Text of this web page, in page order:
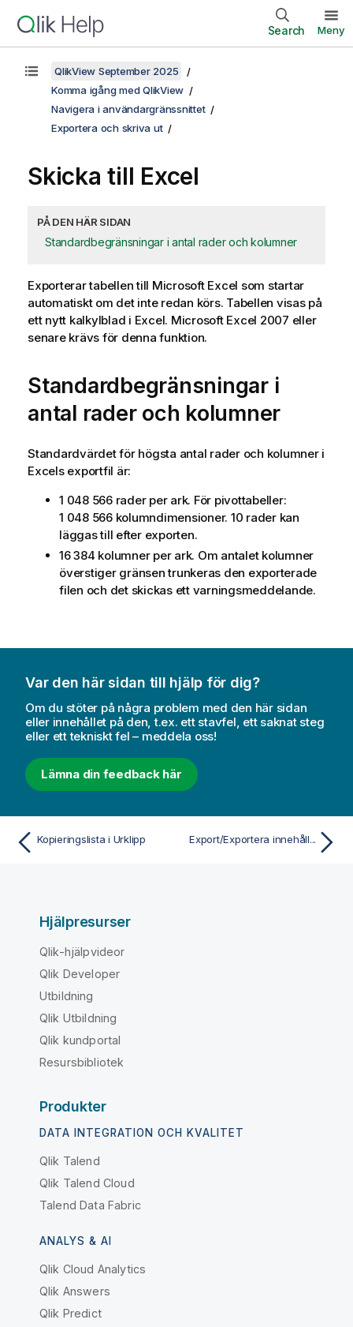
Search Meny
QlikView September 2025
Komma igång med QlikView
Navigera i användargränssnittet
Exportera och skriva ut
Skicka till Excel
PÅ DEN HÄR SIDAN
Standardbegränsningar i antal rader och kolumner
Exporterar tabellen till Microsoft Excel som startar
automatiskt om det inte redan körs. Tabellen visas på
ett nytt kalkylblad i Excel. Microsoft Excel 2007 eller
senare krävs för denna funktion.
Standardbegränsningar i
antal rader och kolumner
Standardvärdet för högsta antal rader och kolumner i
Excels exportfil är:
1 048 566 rader per ark. För pivottabeller:
1 048 566 kolumndimensioner. 10 rader kan
läggas till efter exporten.
16 384 kolumner per ark. Om antalet kolumner
överstiger gränsen trunkeras den exporterade
filen och det skickas ett varningsmeddelande.
Var den här sidan till hjälp för dig?
Om du stöter på några problem med den här sidan
eller innehållet på den, t.ex. ett stavfel, ett saknat steg
eller ett tekniskt fel – meddela oss!
Lämna din feedback här
Kopieringslista i Urklipp Export/Exportera innehåll...
Hjälpresurser
Qlik-hjälpvideor
Qlik Developer
Utbildning
Qlik Utbildning
Qlik kundportal
Resursbibliotek
Produkter
DATA INTEGRATION OCH KVALITET
Qlik Talend
Qlik Talend Cloud
Talend Data Fabric
ANALYS & AI
Qlik Cloud Analytics
Qlik Answers
Qlik Predict